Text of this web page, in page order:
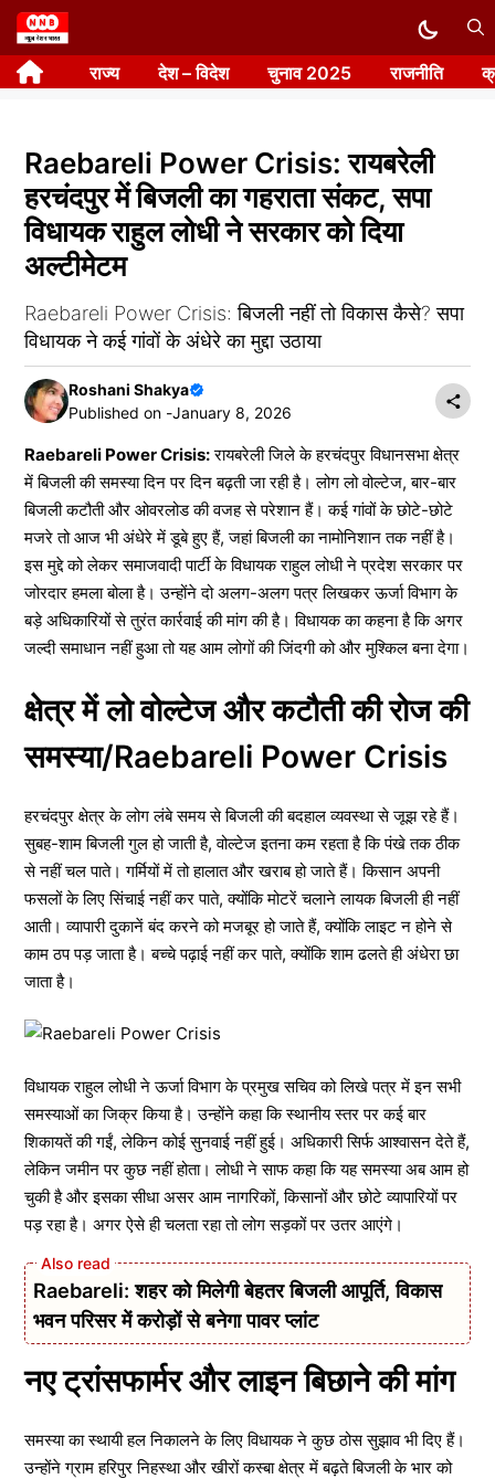
Skip
to
content राज्य देश – विदेश चुनाव 2025 राजनीति
Raebareli Power Crisis: रायबरेली
हरचंदपुर में बिजली का गहराता संकट, सपा
विधायक राहुल लोधी ने सरकार को दिया
अल्टीमेटम
Raebareli Power Crisis: बिजली नहीं तो विकास कैसे? सपा
विधायक ने कई गांवों के अंधेरे का मुद्दा उठाया
Roshani Shakya
Published on -January 8, 2026
Raebareli Power Crisis:रायबरेली जिले के हरचंदपुर विधानसभा क्षेत्र
में बिजली की समस्या दिन पर दिन बढ़ती जा रही है। लोग लो वोल्टेज, बार-बार
बिजली कटौती और ओवरलोड की वजह से परेशान हैं। कई गांवों के छोटे-छोटे
मजरे तो आज भी अंधेरे में डूबे हुए हैं, जहां बिजली का नामोनिशान तक नहीं है।
इस मुद्दे को लेकर समाजवादी पार्टी के विधायक राहुल लोधी ने प्रदेश सरकार पर
जोरदार हमला बोला है। उन्होंने दो अलग-अलग पत्र लिखकर ऊर्जा विभाग के
बड़े अधिकारियों से तुरंत कार्रवाई की मांग की है। विधायक का कहना है कि अगर
जल्दी समाधान नहीं हुआ तो यह आम लोगों की जिंदगी को और मुश्किल बना देगा।
क्षेत्र में लो वोल्टेज और कटौती की रोज की
समस्या/Raebareli Power Crisis
हरचंदपुर क्षेत्र के लोग लंबे समय से बिजली की बदहाल व्यवस्था से जूझ रहे हैं।
सुबह-शाम बिजली गुल हो जाती है, वोल्टेज इतना कम रहता है कि पंखे तक ठीक
से नहीं चल पाते। गर्मियों में तो हालात और खराब हो जाते हैं। किसान अपनी
फसलों के लिए सिंचाई नहीं कर पाते, क्योंकि मोटरें चलाने लायक बिजली ही नहीं
आती। व्यापारी दुकानें बंद करने को मजबूर हो जाते हैं, क्योंकि लाइट न होने से
काम ठप पड़ जाता है। बच्चे पढ़ाई नहीं कर पाते, क्योंकि शाम ढलते ही अंधेरा छा
जाता है।
विधायक राहुल लोधी ने ऊर्जा विभाग के प्रमुख सचिव को लिखे पत्र में इन सभी
समस्याओं का जिक्र किया है। उन्होंने कहा कि स्थानीय स्तर पर कई बार
शिकायतें की गईं, लेकिन कोई सुनवाई नहीं हुई। अधिकारी सिर्फ आश्वासन देते हैं,
लेकिन जमीन पर कुछ नहीं होता। लोधी ने साफ कहा कि यह समस्या अब आम हो
चुकी है और इसका सीधा असर आम नागरिकों, किसानों और छोटे व्यापारियों पर
पड़ रहा है। अगर ऐसे ही चलता रहा तो लोग सड़कों पर उतर आएंगे।
Raebareli: शहर को मिलेगी बेहतर बिजली आपूर्ति, विकास
भवन परिसर में करोड़ों से बनेगा पावर प्लांट
नए ट्रांसफार्मर और लाइन बिछाने की मांग
समस्या का स्थायी हल निकालने के लिए विधायक ने कुछ ठोस सुझाव भी दिए हैं।
उन्होंने ग्राम हरिपुर निहस्था और खीरों कस्बा क्षेत्र में बढ़ते बिजली के भार को